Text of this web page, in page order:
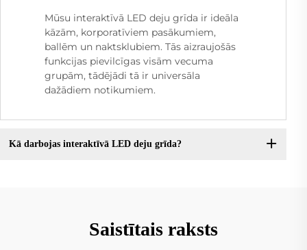
Mūsu interaktīvā LED deju grīda ir ideāla
kāzām, korporatīviem pasākumiem,
ballēm un naktsklubiem. Tās aizraujošās
funkcijas pievilcīgas visām vecuma
grupām, tādējādi tā ir universāla
dažādiem notikumiem.
Kā darbojas interaktīvā LED deju grīda?
Saistītais raksts